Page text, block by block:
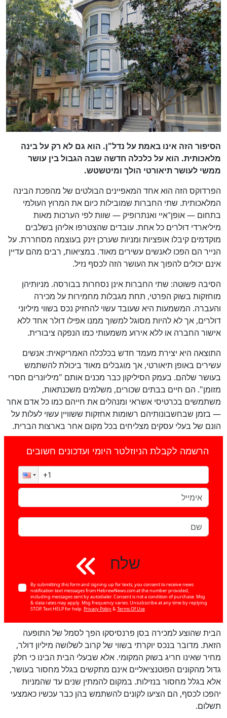
הסיפור הזה אינו באמת על נדל"ן. הוא גם לא רק על בינה
מלאכותית. הוא על כלכלה חדשה שבה הגבול בין עושר
ממשי לעושר תיאורטי הולך ומיטשטש.
הפרדוקס הזה הוא אחד המאפיינים הבולטים של מהפכת הבינה
המלאכותית. שתי החברות שמובילות כיום את המרוץ העולמי
בתחום — אופן־איי ואנתרופיק — שוות לפי הערכות מאות
מיליארדי דולרים כל אחת. עובדים שהצטרפו אליהן בשלבים
מוקדמים קיבלו אופציות ומניות שערכן זינק בעוצמה מסחררת. על
הנייר הם הפכו לאנשים עשירים מאוד. במציאות, רבים מהם עדיין
אינם יכולים להפוך את העושר הזה לכסף נזיל.
הסיבה פשוטה: שתי החברות אינן נסחרות בבורסה. מניותיהן
מוחזקות בשוק הפרטי, תחת מגבלות מחמירות על מכירה
והעברה. המשמעות היא שעובד עשוי להחזיק נכס בשווי מיליוני
דולרים, אך לא להיות מסוגל למשוך ממנו אפילו דולר אחד ללא
אישור החברה או ללא אירוע משמעותי כמו הנפקה ציבורית.
התוצאה היא יצירת מעמד חדש בכלכלה האמריקאית: אנשים
עשירים באופן תיאורטי, אך מוגבלים מאוד ביכולת להשתמש
בעושר שלהם. בעמק הסיליקון כבר מכנים אותם "מיליונרים חסרי
מזומן". הם חיים בבתים שכורים, משלמים משכנתאות,
משתמשים בכרטיסי אשראי ומנהלים את חייהם כמו כל אדם אחר
— בזמן שבחשבונותיהם רשומות אחזקות ששוויין עשוי לעלות על
הונם של בעלי עסקים מצליחים בכל מקום אחר בארצות הברית.
הרשמה לקבלת הניוזלטר היומי ועדכונים חשובים
שלח
By submitting this form and signing up for texts, you consent to receive news
notification text messages from HebrewNews.com at the number provided,
including messages sent by autodialer. Consent is not a condition of purchase. Msg
& data rates may apply. Msg frequency varies. Unsubscribe at any time by replying
STOP. Text HELP for help.Privacy Policy&Terms Of Use
הבית שהוצע למכירה בסן פרנסיסקו הפך לסמל של התופעה
הזאת. מדובר בנכס יוקרתי בשווי של קרוב לשלושה מיליון דולר,
מחיר שאינו חריג בשוק המקומי. אלא שבעלי הבית הבינו כי חלק
גדול מהקונים הפוטנציאליים אינם מתקשים בגלל מחסור בעושר,
אלא בגלל מחסור בנזילות. במקום להמתין שנים עד שהמניות
יהפכו לכסף, הם הציעו לקונים להשתמש בהן כבר עכשיו כאמצעי
תשלום.